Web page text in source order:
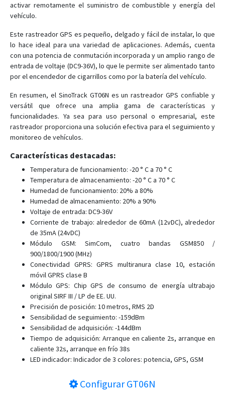
ST-908
ST-909L
ST-915
ST-915L
activar remotamente el suministro de combustible y energía del
vehículo.
Este rastreador GPS es pequeño, delgado y fácil de instalar, lo que
lo hace ideal para una variedad de aplicaciones. Además, cuenta
con una potencia de conmutación incorporada y un amplio rango de
entrada de voltaje (DC9-36V), lo que le permite ser alimentado tanto
por el encendedor de cigarrillos como por la batería del vehículo.
En resumen, el SinoTrack GT06N es un rastreador GPS confiable y
versátil que ofrece una amplia gama de características y
funcionalidades. Ya sea para uso personal o empresarial, este
rastreador proporciona una solución efectiva para el seguimiento y
monitoreo de vehículos.
Características destacadas:
Temperatura de funcionamiento: -20 ° C a 70 ° C
Temperatura de almacenamiento: -20 ° C a 70 ° C
Humedad de funcionamiento: 20% a 80%
Humedad de almacenamiento: 20% a 90%
Voltaje de entrada: DC9-36V
Corriente de trabajo: alrededor de 60mA (12vDC), alrededor
de 35mA (24vDC)
Módulo GSM: SimCom, cuatro bandas GSM850 /
900/1800/1900 (MHz)
Conectividad GPRS: GPRS multiranura clase 10, estación
móvil GPRS clase B
Módulo GPS: Chip GPS de consumo de energía ultrabajo
original SIRF III / LP de EE. UU.
Precisión de posición: 10 metros, RMS 2D
Sensibilidad de seguimiento: -159dBm
Sensibilidad de adquisición: -144dBm
Tiempo de adquisición: Arranque en caliente 2s, arranque en
caliente 32s, arranque en frío 38s
LED indicador: Indicador de 3 colores: potencia, GPS, GSM
ConfigurarGT06N